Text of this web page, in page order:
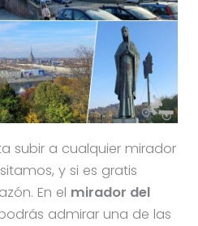
subir a cualquier mirador
y si es gratis
En el mirador del
admirar una de las